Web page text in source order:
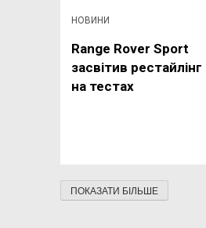
НОВИНИ
Range Rover Sport
засвітив рестайлінг
на тестах
ПОКАЗАТИ БІЛЬШЕ